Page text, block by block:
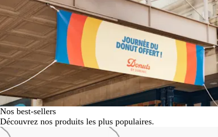
Nos best-sellers
Découvrez nos produits les plus populaires.
Nouvelles options
Nouvelles options